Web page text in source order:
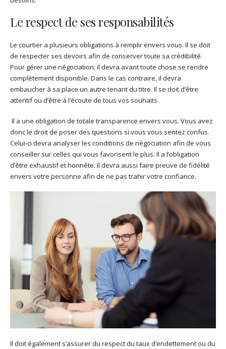
Le respect de ses responsabilités
Le courtier a plusieurs obligations à remplir envers vous. Il se doit
de respecter ses devoirs afin de conserver toute sa crédibilité.
Pour gérer une négociation, il devra avant toute chose se rendre
complètement disponible. Dans le cas contraire, il devra
embaucher à sa place un autre tenant du titre. Il se doit d’être
attentif ou d’être à l’écoute de tous vos souhaits.
Il a une obligation de totale transparence envers vous. Vous avez
donc le droit de poser des questions si vous vous sentez confus.
Celui-ci devra analyser les conditions de négociation afin de vous
conseiller sur celles qui vous favorisent le plus. Il a l’obligation
d’être exhaustif et honnête. Il devra aussi faire preuve de fidélité
envers votre personne afin de ne pas trahir votre confiance.
Il doit également s’assurer du respect du taux d’endettement ou du